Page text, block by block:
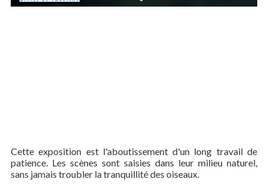
Cette exposition est l'aboutissement d'un long travail de
patience. Les scènes sont saisies dans leur milieu naturel,
sans jamais troubler la tranquillité des oiseaux.